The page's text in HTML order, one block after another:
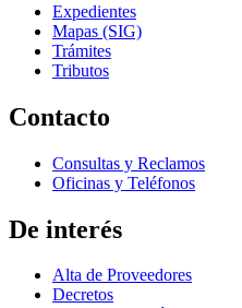
Expedientes
Mapas (SIG)
Trámites
Tributos
Contacto
Consultas y Reclamos
Oficinas y Teléfonos
De interés
Alta de Proveedores
Decretos